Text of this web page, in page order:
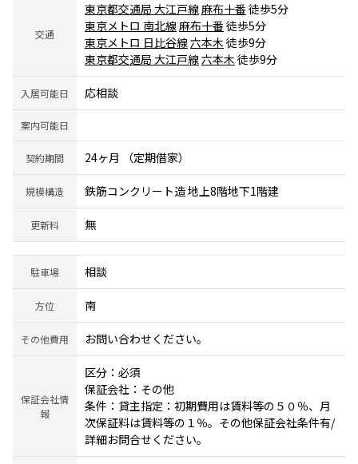
交通
東京都交通局 大江戸線麻布十番 徒歩5分
東京メトロ 南北線麻布十番 徒歩5分
東京メトロ 日比谷線六本木 徒歩9分
東京都交通局 大江戸線六本木 徒歩9分
入居可能日 応相談
案内可能日
契約期間 24ヶ月 （定期借家）
規模構造 鉄筋コンクリート造 地上8階地下1階建
更新料 無
駐車場 相談
方位 南
その他費用 お問い合わせください。
保証会社情
報
区分：必須
保証会社：その他
条件：貸主指定：初期費用は賃料等の５０％、月
次保証料は賃料等の１％。その他保証会社条件有/
詳細お問合せください。